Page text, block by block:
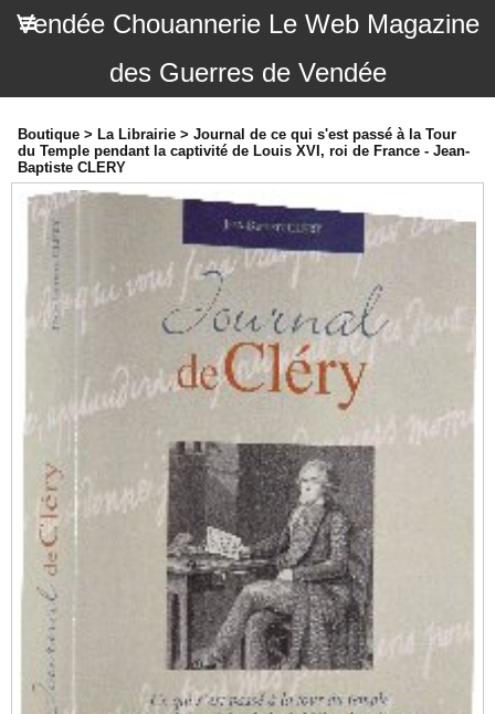
Vendée Chouannerie Le Web Magazine
des Guerres de Vendée
Boutique > La Librairie > Journal de ce qui s'est passé à la Tour
du Temple pendant la captivité de Louis XVI, roi de France - Jean-
Baptiste CLERY